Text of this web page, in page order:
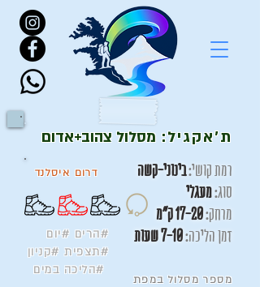
ת'אקגיל: מסלול צהוב+אדום
דרום איסלנד רמת קושי:בינוני-קשה
סוג:מעגלי
מרחק:
זמן הליכה:7-10 שעות
#הרים #יום
#תצפית #קניון
#הליכה במים
מספר מסלול במפת